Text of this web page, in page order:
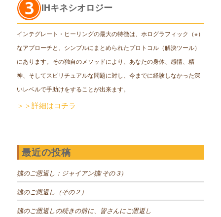
IHキネシオロジー
インテグレート・ヒーリングの最大の特徴は、ホログラフィック（※）
なアプローチと、シンプルにまとめられたプロトコル（解決ツール）
にあります。その独自のメソッドにより、あなたの身体、感情、精
神、そしてスピリチュアルな問題に対し、今までに経験しなかった深
いレベルで手助けをすることが出来ます。
＞＞詳細はコチラ
最近の投稿
猫のご恩返し：ジャイアン猫(その３)
猫のご恩返し（その２）
猫のご恩返しの続きの前に、皆さんにご恩返し